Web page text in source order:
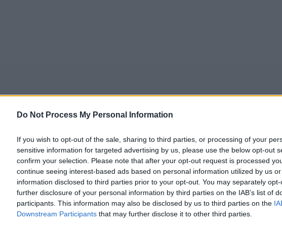
Do Not Process My Personal Information
If you wish to opt-out of the sale, sharing to third parties, or processing of your
sensitive information for targeted advertising by us, please use the below opt-out
confirm your selection. Please note that after your opt-out request is processed
continue seeing interest-based ads based on personal information utilized by us
information disclosed to third parties prior to your opt-out. You may separately
further disclosure of your personal information by third parties on the IAB’s list of
participants. This information may also be disclosed by us to third parties on the
Downstream Participants that may further disclose it to other third parties.
Jetzt 20:15 Tipps Sender Merkzettel TV-Agent Fußball
Gestern Heute Fr Sa So Mo Di Mi
Die Simpsons - Bart ist nicht tot - Serie / Zeichentrickserie